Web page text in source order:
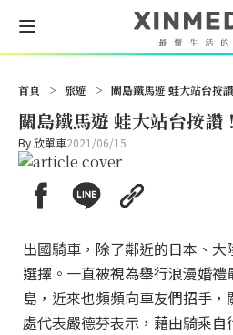
首頁 > 旅遊 > 關島鐵馬遊 蛙大站台按讚
關島鐵馬遊 蛙大站台按讚！
By欣單車2021/06/15
出國騎車，除了鄰近的日本、
選擇。一直被視為舉行浪漫婚
島，近來也頻頻向車友們招手
處代表嚴德芬表示，藉由騎乘